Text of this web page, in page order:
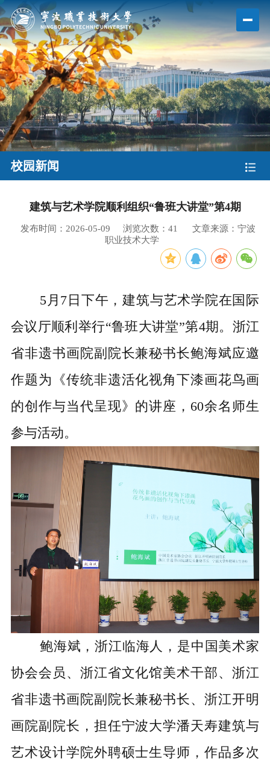
校园新闻
建筑与艺术学院顺利组织“鲁班大讲堂”第4期
发布时间：2026-05-09 浏览次数： 41
文章来源：宁波
职业技术大学
5月7日下午，建筑与艺术学院在国际
会议厅顺利举行“鲁班大讲堂”第4期。浙江
省非遗书画院副院长兼秘书长鲍海斌应邀
作题为《传统非遗活化视角下漆画花鸟画
的创作与当代呈现》的讲座，60余名师生
参与活动。
鲍海斌，浙江临海人，是中国美术家
协会会员、浙江省文化馆美术干部、浙江
省非遗书画院副院长兼秘书长、浙江开明
画院副院长，担任宁波大学潘天寿建筑与
艺术设计学院外聘硕士生导师，作品多次